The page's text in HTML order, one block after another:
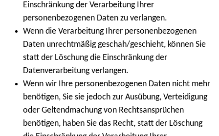
Einschränkung der Verarbeitung Ihrer
personenbezogenen Daten zu verlangen.
Wenn die Verarbeitung Ihrer personenbezogenen
Daten unrechtmäßig geschah/geschieht, können Sie
statt der Löschung die Einschränkung der
Datenverarbeitung verlangen.
Wenn wir Ihre personenbezogenen Daten nicht mehr
benötigen, Sie sie jedoch zur Ausübung, Verteidigung
oder Geltendmachung von Rechtsansprüchen
benötigen, haben Sie das Recht, statt der Löschung